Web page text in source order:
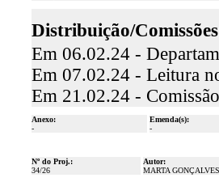
Distribuição/
Em 06.02.24 -
Em 07.02.24 - Leitura
Em 21.02.24 -
Anexo:
-
Emenda(s):
-
Nº do Proj.:
34/26
Autor:
MARTA GONÇALVES